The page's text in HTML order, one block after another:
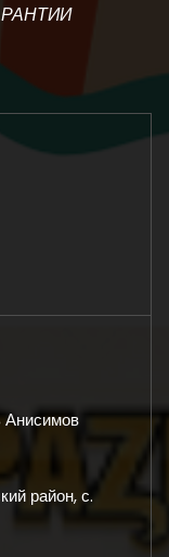
Анисимов
район, с.